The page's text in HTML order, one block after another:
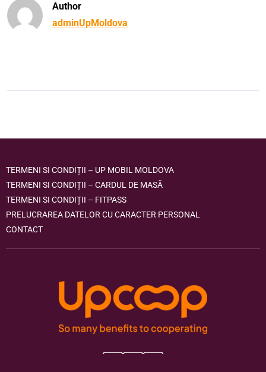
Author
adminUpMoldova
TERMENI SI CONDIȚII – UP MOBIL MOLDOVA
TERMENI SI CONDIȚII – CARDUL DE MASĂ
TERMENI SI CONDIȚII – FITPASS
PRELUCRAREA DATELOR CU CARACTER PERSONAL
CONTACT